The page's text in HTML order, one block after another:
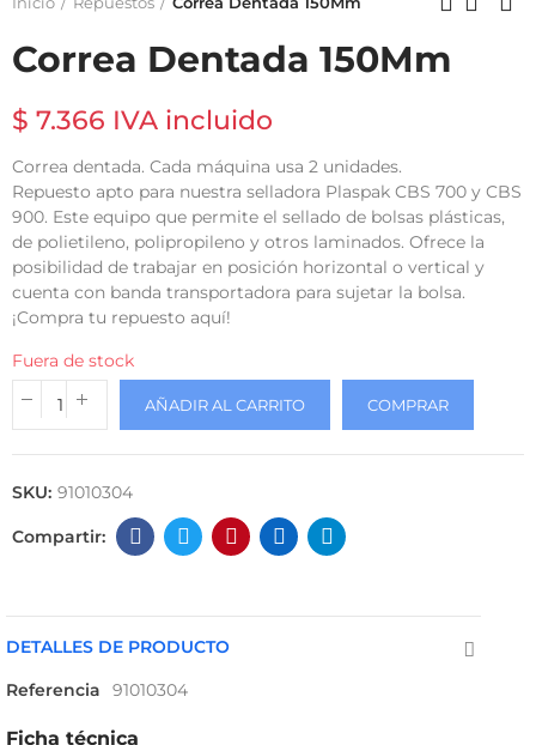
Correa Dentada 150Mm
$ 7.366 IVA incluido
Correa dentada. Cada máquina usa 2 unidades.
Repuesto apto para nuestra selladora Plaspak CBS 700 y CBS
900. Este equipo que permite el sellado de bolsas plásticas,
de polietileno, polipropileno y otros laminados. Ofrece la
posibilidad de trabajar en posición horizontal o vertical y
cuenta con banda transportadora para sujetar la bolsa.
¡Compra tu repuesto aquí!
Fuera de stock
AÑADIR AL CARRITO COMPRAR
SKU: 91010304
DETALLES DE PRODUCTO
Referencia
91010304
Ficha técnica